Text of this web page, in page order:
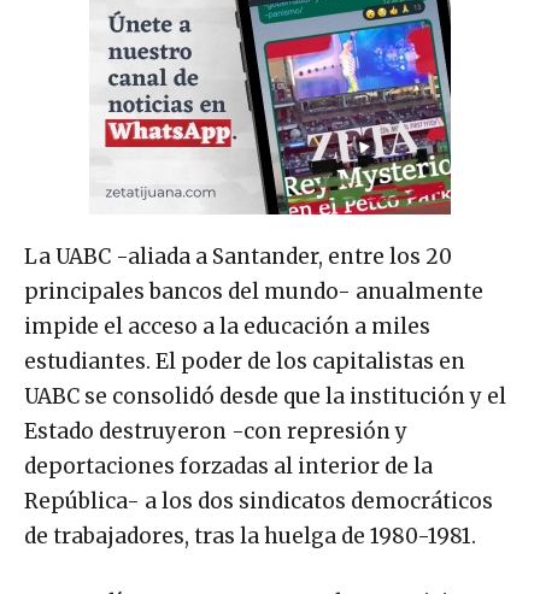
La UABC -aliada a Santander, entre los 20
principales bancos del mundo- anualmente
impide el acceso a la educación a miles
estudiantes. El poder de los capitalistas en
UABC se consolidó desde que la institución y el
Estado destruyeron -con represión y
deportaciones forzadas al interior de la
República- a los dos sindicatos democráticos
de trabajadores, tras la huelga de 1980-1981.